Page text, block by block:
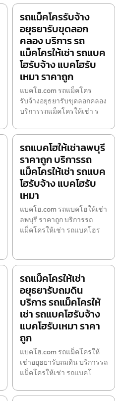
รถแม็คโครรับจ้าง
อยุธยารับขุดลอก
คลอง บริการ รถ
แม็คโครให้เช่า รถแบค
โฮรับจ้าง แบคโฮรับ
เหมา ราคาถูก
แบคโฮ.com รถแม็คโคร
รับจ้างอยุธยารับขุดลอกคลอง
บริการรถแม็คโครให้เช่า ร
รถแบคโฮให้เช่าลพบุรี
ราคาถูก บริการรถ
แม็คโครให้เช่า รถแบค
โฮรับจ้าง แบคโฮรับ
เหมา
แบคโฮ.com รถแบคโฮให้เช่า
ลพบุรี ราคาถูก บริการรถ
แม็คโครให้เช่า รถแบคโฮร
รถแม็คโครให้เช่า
อยุธยารับถมดิน
บริการ รถแม็คโครให้
เช่า รถแบคโฮรับจ้าง
แบคโฮรับเหมา ราคา
ถูก
แบคโฮ.com รถแม็คโครให้
เช่าอยุธยารับถมดิน บริการรถ
แม็คโครให้เช่า รถแบคโ